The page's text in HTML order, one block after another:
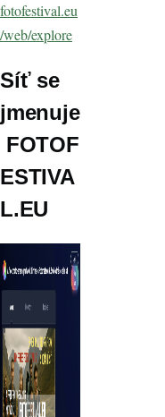
fotofestival.eu
/web/explore
Síť se
jmenuje
FOTOF
ESTIVA
L.EU